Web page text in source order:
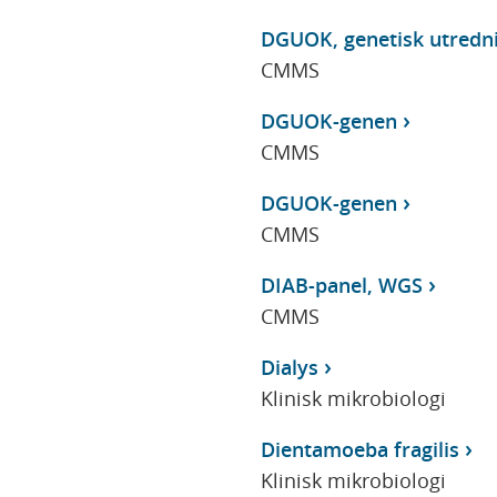
DGUOK, genetisk
CMMS
DGUOK-genen
CMMS
DGUOK-genen
CMMS
DIAB-panel, WGS
CMMS
Dialys
Klinisk mikrobiologi
Dientamoeba fragilis
Klinisk mikrobiologi